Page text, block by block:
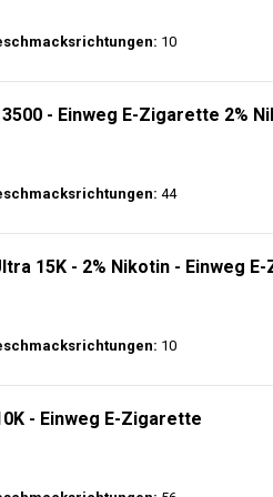
10
- Einweg E-Zigarette 2%
44
15K - 2% Nikotin - Einweg
10
- Einweg E-Zigarette